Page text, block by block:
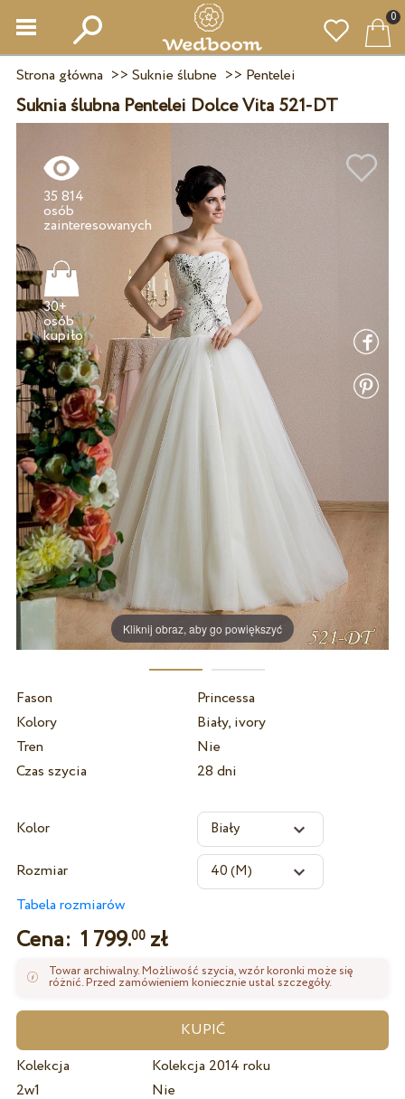
0
Strona główna >> Suknie ślubne >> Pentelei
Suknia ślubna Pentelei Dolce Vita 521-DT
Kliknij obraz, aby go powiększyć
35 814
osób
30+
osób
kupiło
Fason
Princessa
Kolory
Biały, ivory
Tren
Nie
Czas szycia
28 dni
Kolor
Rozmiar
Tabela rozmiarów
Cena: 1 799.00zł
Towar archiwalny. Możliwość szycia, wzór koronki może się
różnić. Przed zamówieniem koniecznie ustal szczegóły.
Kolekcja
Kolekcja 2014 roku
2w1
Nie